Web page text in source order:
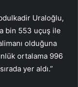
Uraloğlu,
bin 553 uçuş ile
olduğuna
ortalama 996
yer aldı.”